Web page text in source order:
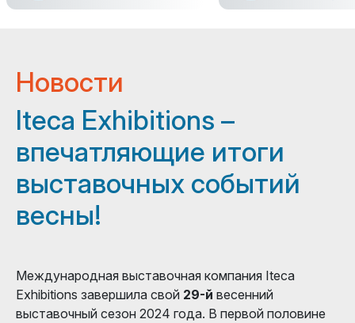
Новости
Iteca Exhibitions –
впечатляющие итоги
выставочных событий
весны!
Международная выставочная компания Iteca
Exhibitions завершила свой 29-й весенний
выставочный сезон 2024 года. В первой половине